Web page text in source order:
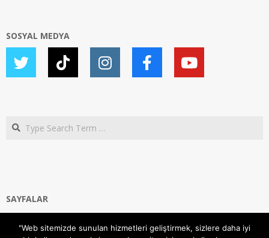
SOSYAL MEDYA
Search
SAYFALAR
Gizlilik ve Çerezler (Cookies) Politikası
"Web sitemizde sunulan hizmetleri geliştirmek, sizlere daha iyi